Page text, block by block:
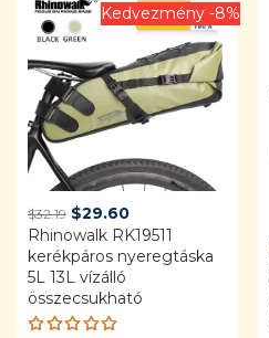
Kedvezmény -8%
$32.19 Original
price
was:
$32.19.
$29.60Current
price
is:
Rhinowalk RK19511
kerékpáros nyeregtáska
5L 13L vízálló
összecsukható